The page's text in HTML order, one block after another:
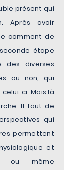
présent qui
Après avoir
comment de
étape
diverses
ou non, qui
ci. Mais là
Il faut de
qui
permettent
et
ou même